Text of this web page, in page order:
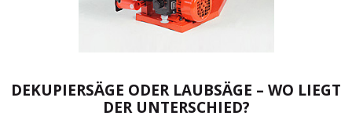
DEKUPIERSÄGE ODER LAUBSÄGE – WO LIEGT
DER UNTERSCHIED?